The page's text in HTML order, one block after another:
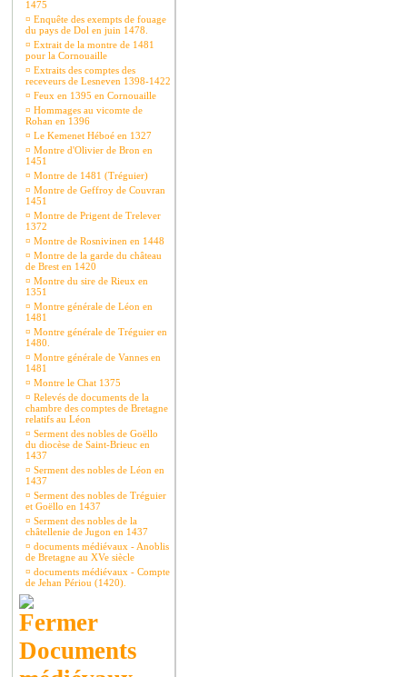
1475
¤ Enquête des exempts de fouage
du pays de Dol en juin 1478.
¤ Extrait de la montre de 1481
pour la Cornouaille
¤ Extraits des comptes des
receveurs de Lesneven 1398-1422
¤ Feux en 1395 en Cornouaille
¤ Hommages au vicomte de
Rohan en 1396
¤ Le Kemenet Héboé en 1327
¤ Montre d'Olivier de Bron en
1451
¤ Montre de 1481 (Tréguier)
¤ Montre de Geffroy de Couvran
1451
¤ Montre de Prigent de Trelever
1372
¤ Montre de Rosnivinen en 1448
¤ Montre de la garde du château
de Brest en 1420
¤ Montre du sire de Rieux en
1351
¤ Montre générale de Léon en
1481
¤ Montre générale de Tréguier en
1480.
¤ Montre générale de Vannes en
1481
¤ Montre le Chat 1375
¤ Relevés de documents de la
chambre des comptes de Bretagne
relatifs au Léon
¤ Serment des nobles de Goëllo
du diocèse de Saint-Brieuc en
1437
¤ Serment des nobles de Léon en
1437
¤ Serment des nobles de Tréguier
et Goëllo en 1437
¤ Serment des nobles de la
châtellenie de Jugon en 1437
¤ documents médiévaux - Anoblis
de Bretagne au XVe siècle
¤ documents médiévaux - Compte
de Jehan Périou (1420).
Documents